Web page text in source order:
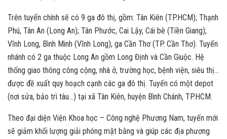
Trên tuyến chính sẽ có 9 ga đô thị, gồm: Tân Kiên (TP.HCM); Thạnh
Phú, Tân An (Long An); Tân Phước, Cai Lậy, Cái bè (Tiền Giang);
Vĩnh Long, Bình Minh (Vĩnh Long); ga Cần Thơ (TP. Cần Thơ). Tuyến
nhánh có 2 ga thuộc Long An gồm Long Định và Cần Giuộc. Hệ
thống giao thông công cộng, nhà ở, trường học, bệnh viện, siêu thị…
được đề xuất quy hoạch cạnh các ga đô thị. Tuyến có một depot
(nơi sửa, bảo trì tàu…) tại xã Tân Kiên, huyện Bình Chánh, TP.HCM.
Theo đại diện Viện Khoa học – Công nghệ Phương Nam, tuyến mới
sẽ giảm khối lượng giải phóng mặt bằng và giúp các địa phương